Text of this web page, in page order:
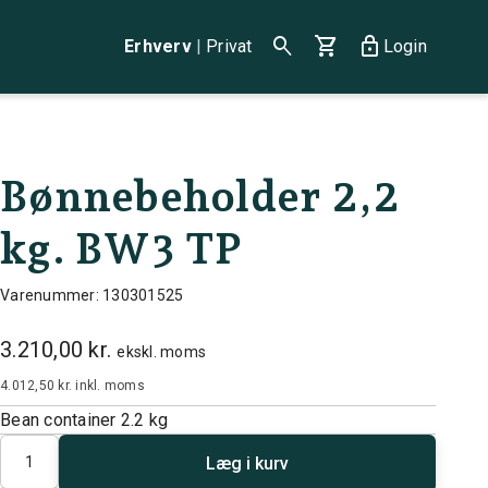
Erhverv | Privat search shopping_cart lock Login
Bønnebeholder 2,2
kg. BW3 TP
Varenummer: 130301525
3.210,00 kr.ekskl. moms
4.012,50 kr.inkl. moms
Bean container 2.2 kg
Antal
Læg i kurv